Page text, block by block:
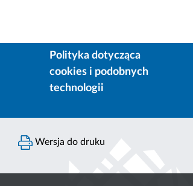
Polityka dotycząca
cookies i podobnych
technologii
Wersja do druku